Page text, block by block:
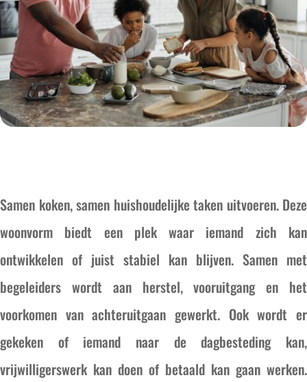
Samen koken, samen huishoudelijke taken uitvoeren. Deze
woonvorm biedt een plek waar iemand zich kan
ontwikkelen of juist stabiel kan blijven. Samen met
begeleiders wordt aan herstel, vooruitgang en het
voorkomen van achteruitgaan gewerkt. Ook wordt er
gekeken of iemand naar de dagbesteding kan,
vrijwilligerswerk kan doen of betaald kan gaan werken.